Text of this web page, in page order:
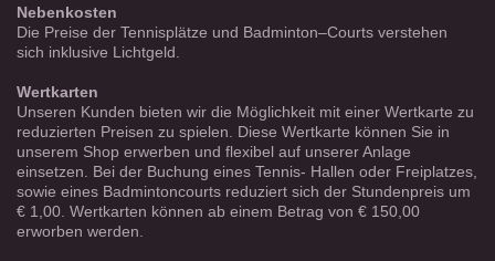
Nebenkosten
Die Preise der Tennisplätze und Badminton–Courts verstehen
sich inklusive Lichtgeld.
Wertkarten
Unseren Kunden bieten wir die Möglichkeit mit einer Wertkarte zu
reduzierten Preisen zu spielen. Diese Wertkarte können Sie in
unserem Shop erwerben und flexibel auf unserer Anlage
einsetzen. Bei der Buchung eines Tennis- Hallen oder Freiplatzes,
sowie eines Badmintoncourts reduziert sich der Stundenpreis um
€ 1,00. Wertkarten können ab einem Betrag von € 150,00
erworben werden.